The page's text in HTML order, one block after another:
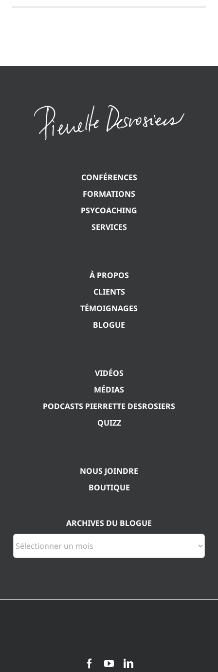
CONFÉRENCES
FORMATIONS
PSYCOACHING
SERVICES
À PROPOS
CLIENTS
TÉMOIGNAGES
BLOGUE
VIDÉOS
MÉDIAS
PODCASTS PIERRETTE DESROSIERS
QUIZZ
NOUS JOINDRE
BOUTIQUE
ARCHIVES DU BLOGUE
Archives
du